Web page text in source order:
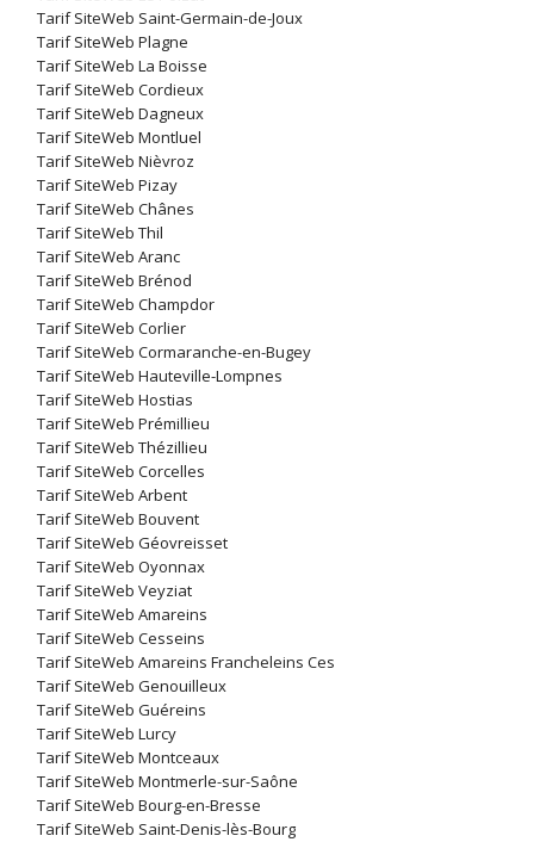
Tarif SiteWeb Saint-Germain-de-Joux
Tarif SiteWeb Plagne
Tarif SiteWeb La Boisse
Tarif SiteWeb Cordieux
Tarif SiteWeb Dagneux
Tarif SiteWeb Montluel
Tarif SiteWeb Nièvroz
Tarif SiteWeb Pizay
Tarif SiteWeb Chânes
Tarif SiteWeb Thil
Tarif SiteWeb Aranc
Tarif SiteWeb Brénod
Tarif SiteWeb Champdor
Tarif SiteWeb Corlier
Tarif SiteWeb Cormaranche-en-Bugey
Tarif SiteWeb Hauteville-Lompnes
Tarif SiteWeb Hostias
Tarif SiteWeb Prémillieu
Tarif SiteWeb Thézillieu
Tarif SiteWeb Corcelles
Tarif SiteWeb Arbent
Tarif SiteWeb Bouvent
Tarif SiteWeb Géovreisset
Tarif SiteWeb Oyonnax
Tarif SiteWeb Veyziat
Tarif SiteWeb Amareins
Tarif SiteWeb Cesseins
Tarif SiteWeb Amareins Francheleins Ces
Tarif SiteWeb Genouilleux
Tarif SiteWeb Guéreins
Tarif SiteWeb Lurcy
Tarif SiteWeb Montceaux
Tarif SiteWeb Montmerle-sur-Saône
Tarif SiteWeb Bourg-en-Bresse
Tarif SiteWeb Saint-Denis-lès-Bourg